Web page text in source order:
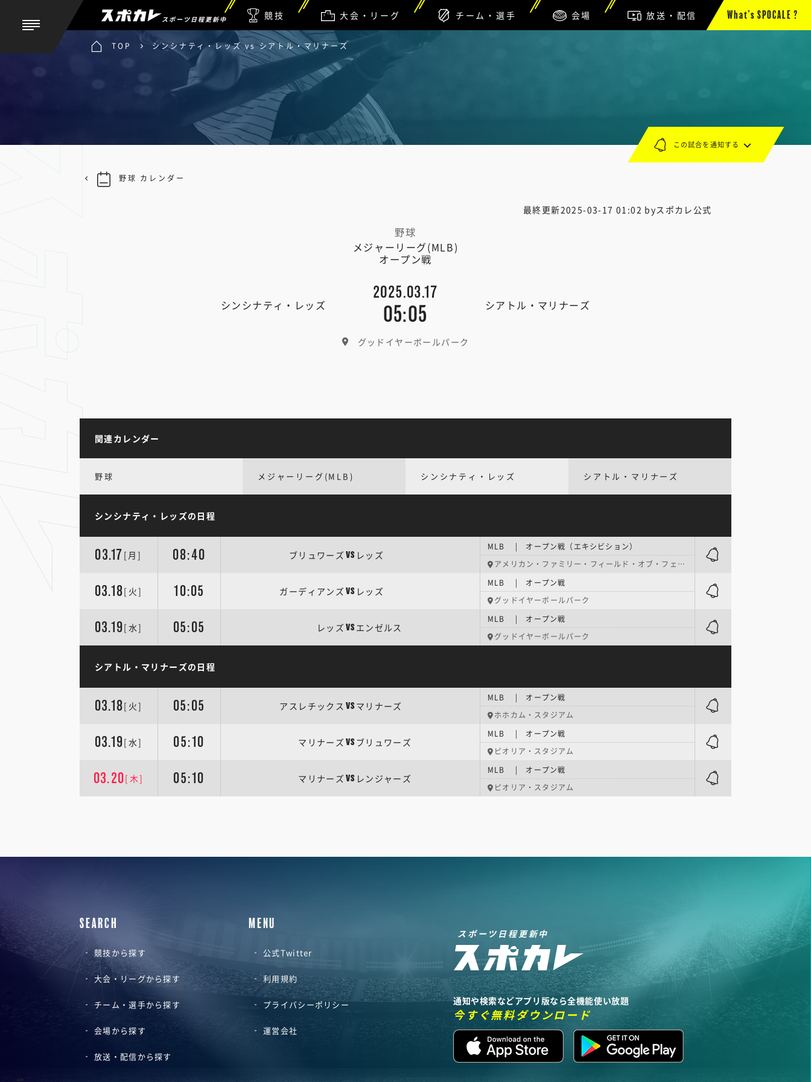
スポーツ日程更新中 競技 大会・リーグ チーム・選手 会場 放送・配信 What’s SPOCALE ?
TOP シンシナティ・レッズ vs シアトル・マリナーズ
最終更新2025-03-17 01:02 byスポカレ公式
野球
メジャーリーグ(MLB)
オープン戦
シンシナティ・レッズ
2025.03.17
05:05 シアトル・マリナーズ
グッドイヤーボールパーク
この試合を通知する
野球 カレンダー
関連カレンダー
野球 メジャーリーグ(MLB) シンシナティ・レッズ シアトル・マリナーズ
シンシナティ・レッズの日程
03.17 [月] 08:40 ブリュワーズ VS レッズ
MLB | オープン戦（エキシビション）
アメリカン・ファミリー・フィールド・オブ・フェニックス
03.18[火] 10:05 ガーディアンズ VS レッズ
MLB | オープン戦
グッドイヤーボールパーク
03.19[水] 05:05 レッズ VS エンゼルス
MLB | オープン戦
グッドイヤーボールパーク
シアトル・マリナーズの日程
03.18[火] 05:05 アスレチックス VS マリナーズ
MLB | オープン戦
ホホカム・スタジアム
03.19[水] 05:10 マリナーズ VS ブリュワーズ
MLB | オープン戦
ピオリア・スタジアム
03.20[木] 05:10 マリナーズ VS レンジャーズ
MLB | オープン戦
ピオリア・スタジアム
SEARCH
競技から探す
大会・リーグから探す
チーム・選手から探す
会場から探す
放送・配信から探す
MENU
公式Twitter
利用規約
プライバシーポリシー
運営会社
スポーツ日程更新中
通知や検索などアプリ版なら全機能使い放題
今すぐ無料ダウンロード